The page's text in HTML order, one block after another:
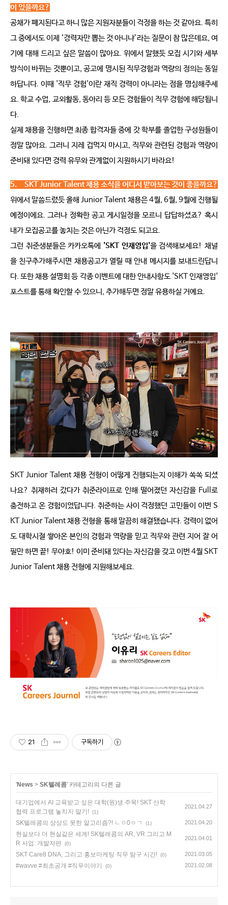
이 있을까요?
공채가 폐지된다고 하니 많은 지원자분들이 걱정을 하는 것 같아요. 특히
그 중에서도 이제 ‘경력자만 뽑는 것 아니냐’라는 질문이 참 많은데요, 여
기에 대해 드리고 싶은 말씀이 많아요. 위에서 말했듯 모집 시기와 세부
방식이 바뀌는 것뿐이고, 공고에 명시된 직무경험과 역량의 정의는 동일
하답니다. 이때 '직무 경험'이란 재직 경력이 아니라는 점을 명심해주세
요. 학교 수업, 교외활동, 동아리 등 모든 경험들이 직무 경험에 해당됩니
다.
실제 채용을 진행하면 최종 합격자들 중에 갓 학부를 졸업한 구성원들이
정말 많아요. 그러니 지레 겁먹지 마시고, 직무와 관련된 경험과 역량이
준비돼 있다면 경력 유무와 관계없이 지원하시기 바라요!
5. SKT Junior Talent 채용 소식을 어디서 받아보는 것이 좋을까요?
위에서 말씀드렸듯 올해 Junior Talent 채용은 4월, 6월, 9월에 진행될
예정이에요. 그러나 정확한 공고 게시일정을 모르니 답답하셨죠? 혹시
내가 모집공고를 놓치는 것은 아닌가 걱정도 되고요.
그런 취준생분들은 카카오톡에 'SKT 인재영입'을 검색해보세요! 채널
을 친구추가해주시면 채용공고가 열릴 때 안내 메시지를 보내드린답니
다. 또한 채용 설명회 등 각종 이벤트에 대한 안내사항도 'SKT 인재영입
포스트를 통해 확인할 수 있으니 , 추가해두면 정말 유용하실 거예요.
SKT Junior Talent 채용 전형이 어떻게 진행되는지 이해가 쏙쏙 되셨
나요? 취재하러 갔다가 취준라이프로 인해 떨어졌던 자신감을 Full 로
충전하고 온 경험이었답니다. 취준하는 사이 걱정했던 고민들이 이번 S
KT Junior Talent 채용 전형을 통해 말끔히 해결됐습니다. 경력이 없어
도 대학시절 쌓아온 본인의 경험과 역량을 믿고 직무와 관련 지어 잘 어
필만 하면 끝! 무야호! 이미 준비돼 있다는 자신감을 갖고 이번 4월 SKT
Junior Talent 채용 전형에 지원해보세요.
21 구독하기
'News > SK텔레콤' 카테고리의 다른 글
대기업에서 AI 교육받고 싶은 대학(원)생 주목! SKT 산학
협력 프로그램 놓치지 말기! (1)
2021.04.27
SK텔레콤의 상상도 못한 알고리즘?! ㄴㅇ0ㅇㄱ (1) 2021.04.20
현실보다 더 현실같은 세계! SK텔레콤의 AR, VR 그리고 M
R 사업: 개발자편
(0)
2021.04.01
SKT Care8 DNA, 그리고 홍보마케팅 직무 탐구 시간! (0) 2021.03.05
#wavve #최초공개 #직무이야기 (0) 2021.02.08